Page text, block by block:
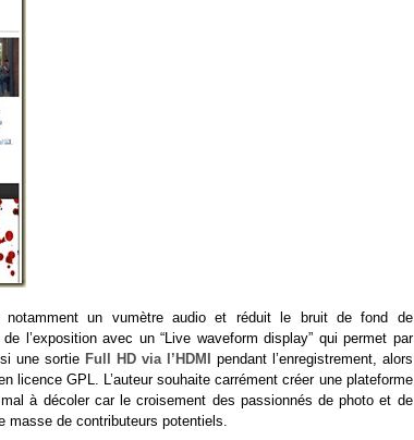
notamment un vumètre audio et réduit le bruit de fond de
l’exposition avec un “Live waveform display” qui permet par
une sortie Full HD via l’HDMI
pendant l’enregistrement, alors
licence GPL. L’auteur souhaite carrément créer une plateforme
à décoler car le croisement des passionnés de photo et de
masse de contributeurs potentiels.